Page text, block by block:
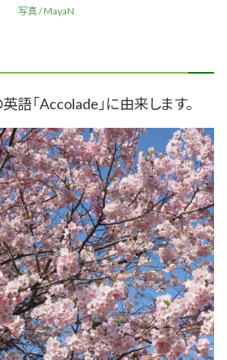
写真 / MayaN
語「Accolade」に由来します。